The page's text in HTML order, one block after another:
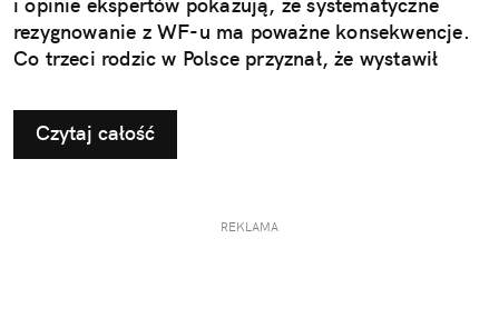
i opinie ekspertów pokazują, że systematyczne
rezygnowanie z WF-u ma poważne konsekwencje.
Co trzeci rodzic w Polsce przyznał, że wystawił
ruchowych. Ta pozornie niewinna decyzja w
dłuższej perspektywie odbiera najmłodszym szansę
na prawidłowy rozwój i budowanie odporności, a
ujawniają się dopiero w dorosłym życiu.
Czytaj całość
REKLAMA